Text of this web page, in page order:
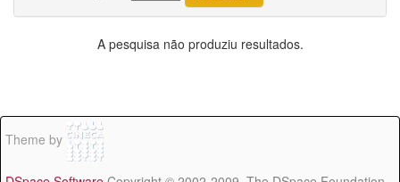
A pesquisa não produziu resultados.
Theme by